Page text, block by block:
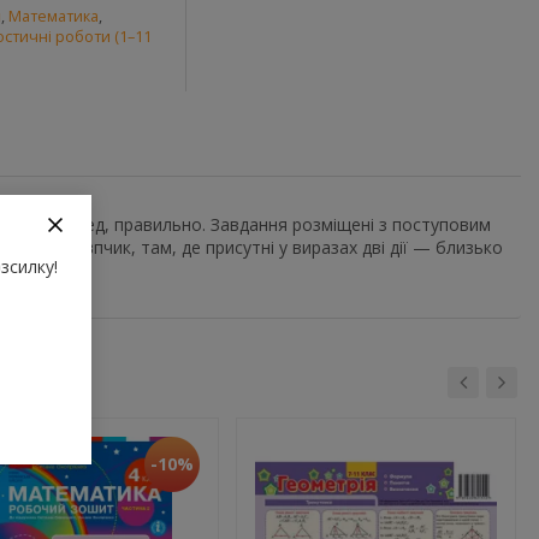
, Математика,
роботи (1–11
правильно. Завдання розміщені з поступовим
на стовпчик, там, де присутні у виразах дві дії — близько
-10%